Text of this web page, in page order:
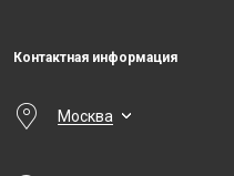
Контактная информация
Москва